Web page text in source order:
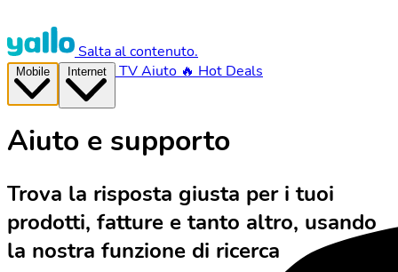
Salta al contenuto.
TVAiuto 🔥 Hot Deals
Aiuto e supporto
Trova la risposta giusta per i tuoi
prodotti, fatture e tanto altro, usando
la nostra funzione di ricerca